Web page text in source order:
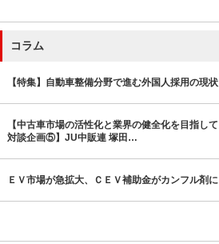
コラム
【特集】自動車整備分野で進む外国人採用の現状
【中古車市場の活性化と業界の健全化を目指して
対談企画⑤】JU中販連 塚田…
ＥＶ市場が急拡大、ＣＥＶ補助金がカンフル剤に